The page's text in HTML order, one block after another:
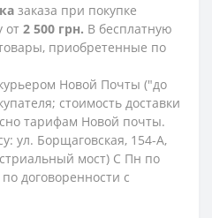
заказа при покупке
от 2 500 грн. В бесплатную
приобретенные по
Новой Почты ("до
стоимость доставки
тарифам Новой почты.
ул. Борщаговская, 154-А,
мост) С Пн по
договоренности с